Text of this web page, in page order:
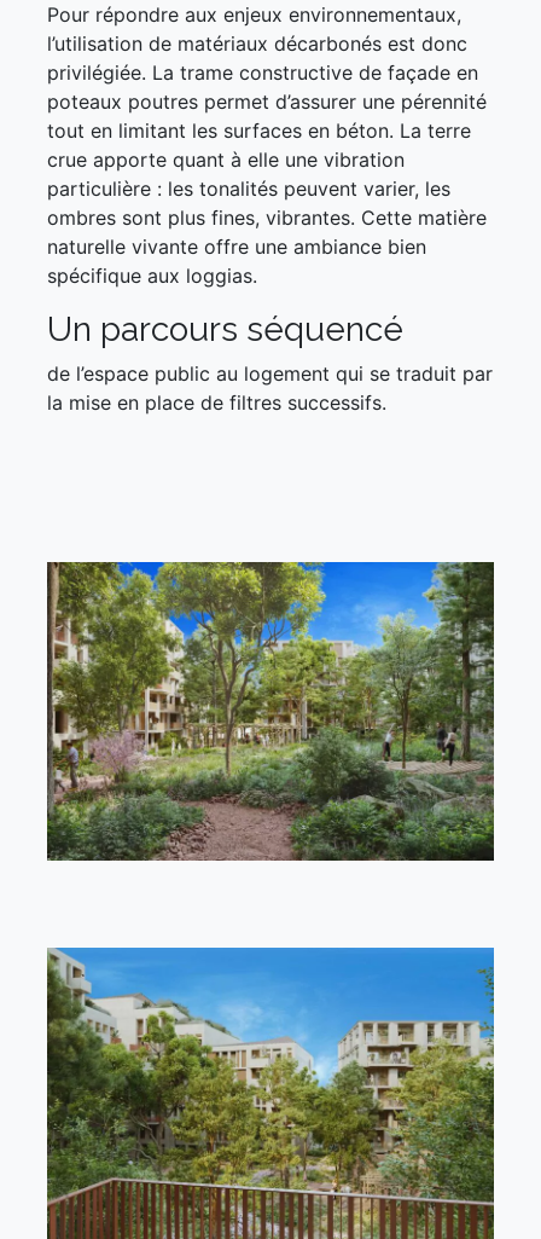
Pour répondre aux enjeux environnementaux,
l’utilisation de matériaux décarbonés est donc
privilégiée. La trame constructive de façade en
poteaux poutres permet d’assurer une pérennité
tout en limitant les surfaces en béton. La terre
crue apporte quant à elle une vibration
particulière : les tonalités peuvent varier, les
ombres sont plus fines, vibrantes. Cette matière
naturelle vivante offre une ambiance bien
spécifique aux loggias.
Un parcours séquencé
de l’espace public au logement qui se traduit par
la mise en place de filtres successifs.